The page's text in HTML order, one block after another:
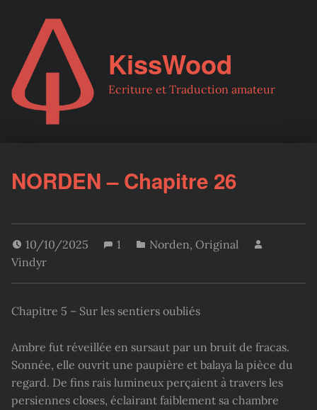
KissWood
Ecriture et Traduction amateur
NORDEN – Chapitre 26
10/10/2025 1 Norden, Original
Vindyr
Chapitre 5 – Sur les sentiers oubliés
Ambre fut réveillée en sursaut par un bruit de fracas.
Sonnée, elle ouvrit une paupière et balaya la pièce du
regard. De fins rais lumineux perçaient à travers les
persiennes closes, éclairant faiblement sa chambre